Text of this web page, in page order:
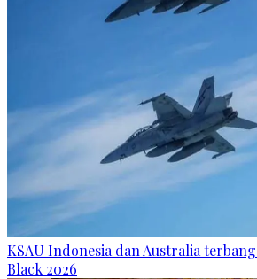
KSAU Indonesia dan Australia
Black 2026